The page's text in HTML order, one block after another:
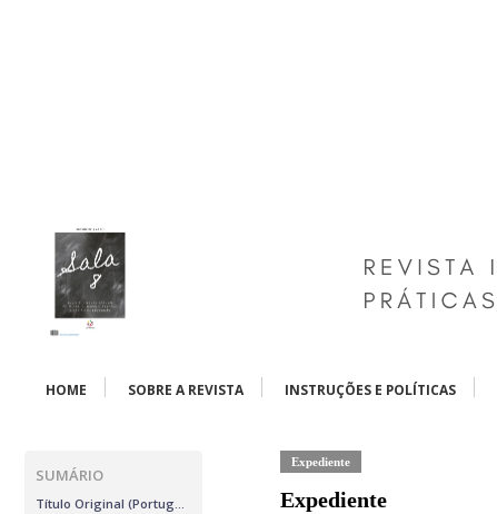
HOME SOBRE A REVISTA INSTRUÇÕES E POLÍTICAS
SUMÁRIO
Título Original (Português)
Expediente
Expediente